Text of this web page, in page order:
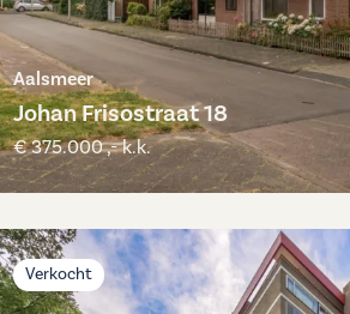
Aalsmeer
Johan Frisostraat 18
€ 375.000 ,- k.k.
Verkocht